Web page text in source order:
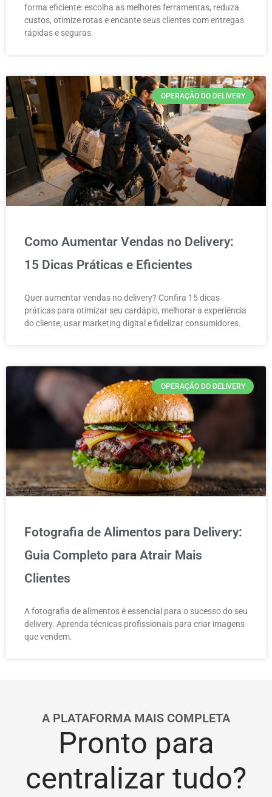
forma eficiente: escolha as melhores ferramentas, reduza
custos, otimize rotas e encante seus clientes com entregas
rápidas e seguras.
OPERAÇÃO DO DELIVERY
Como Aumentar Vendas no Delivery:
15 Dicas Práticas e Eficientes
Quer aumentar vendas no delivery? Confira 15 dicas
práticas para otimizar seu cardápio, melhorar a experiência
do cliente, usar marketing digital e fidelizar consumidores.
OPERAÇÃO DO DELIVERY
Fotografia de Alimentos para Delivery:
Guia Completo para Atrair Mais
Clientes
A fotografia de alimentos é essencial para o sucesso do seu
delivery. Aprenda técnicas profissionais para criar imagens
que vendem.
A PLATAFORMA MAIS COMPLETA
Pronto para
centralizar tudo?